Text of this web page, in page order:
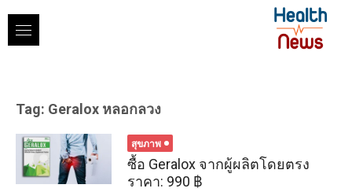
content
Tag: Geralox หลอกลวง
สุขภาพ
ซื้อ Geralox จากผู้ผลิตโดยตรง
ราคา: 990 ฿